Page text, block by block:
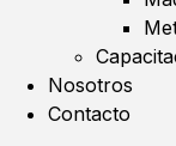
Nosotros
Contacto